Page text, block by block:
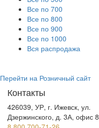
Все по 700
Все по 800
Все по 900
Все по 1000
Вся распродажа
Перейти на Розничный сайт
Контакты
426039, УР, г. Ижевск, ул.
Дзержинского, д. 3А, офис 8